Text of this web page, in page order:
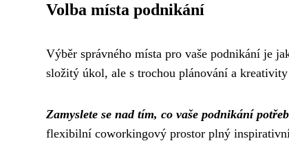
Volba místa podnikání
Výběr správného místa pro vaše podnikání je
složitý úkol, ale s trochou plánování a
Zamyslete se nad tím, co vaše podnikání
flexibilní coworkingový prostor plný